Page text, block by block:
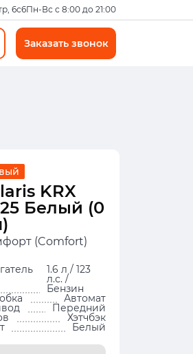
6с6Пн-Вс с 8:00 до 21:00
Заказать звонок
KRX
Белый (0
(Comfort)
1.6 л / 123
л.с. /
Бензин
Автомат
Передний
Хэтчбэк
Белый